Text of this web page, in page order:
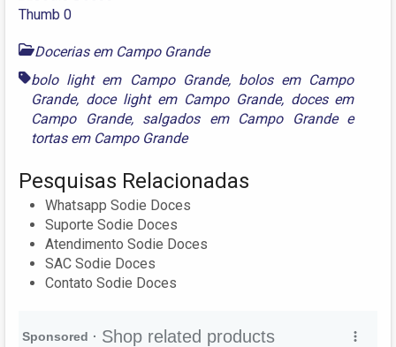
Docerias em Campo Grande
bolo light em Campo Grande, bolos em Campo
Grande, doce light em Campo Grande, doces em
Campo Grande, salgados em Campo Grandee
tortas em Campo Grande
Pesquisas Relacionadas
Whatsapp Sodie Doces
Suporte Sodie Doces
Atendimento Sodie Doces
SAC Sodie Doces
Contato Sodie Doces